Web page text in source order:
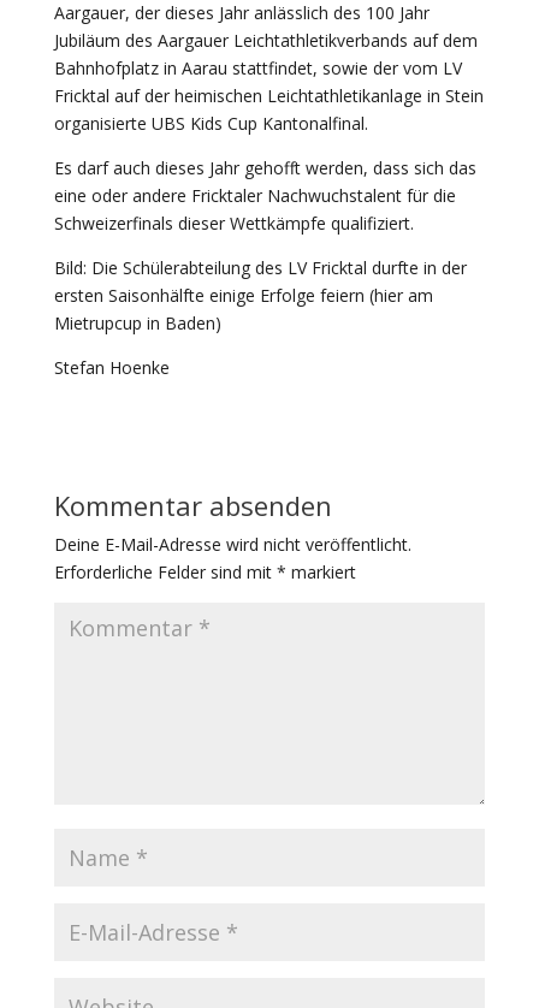
Aargauer, der dieses Jahr anlässlich des 100 Jahr
Jubiläum des Aargauer Leichtathletikverbands auf dem
Bahnhofplatz in Aarau stattfindet, sowie der vom LV
Fricktal auf der heimischen Leichtathletikanlage in Stein
organisierte UBS Kids Cup Kantonalfinal.
Es darf auch dieses Jahr gehofft werden, dass sich das
eine oder andere Fricktaler Nachwuchstalent für die
Schweizerfinals dieser Wettkämpfe qualifiziert.
Bild: Die Schülerabteilung des LV Fricktal durfte in der
ersten Saisonhälfte einige Erfolge feiern (hier am
Mietrupcup in Baden)
Stefan Hoenke
Kommentar absenden
Deine E-Mail-Adresse wird nicht veröffentlicht.
Erforderliche Felder sind mit * markiert